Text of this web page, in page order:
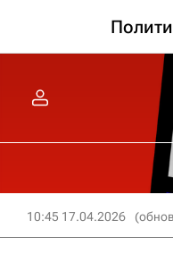
10:45 17.04.2026